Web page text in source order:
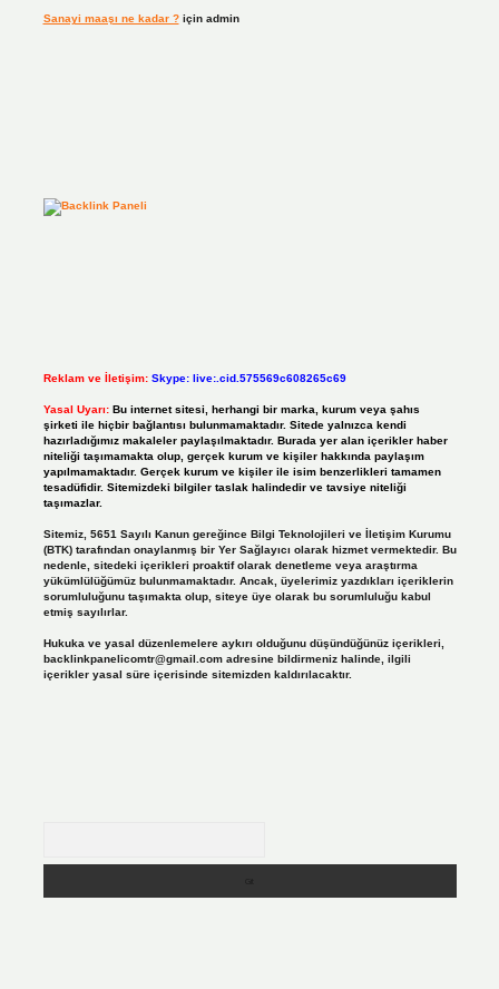
Sanayi maaşı ne kadar ?için admin
Reklam ve İletişim: Skype: live:.cid.575569c608265c69
Yasal Uyarı: Bu internet sitesi, herhangi bir marka, kurum veya şahıs
şirketi ile hiçbir bağlantısı bulunmamaktadır. Sitede yalnızca kendi
hazırladığımız makaleler paylaşılmaktadır. Burada yer alan içerikler haber
niteliği taşımamakta olup, gerçek kurum ve kişiler hakkında paylaşım
yapılmamaktadır. Gerçek kurum ve kişiler ile isim benzerlikleri tamamen
tesadüfidir. Sitemizdeki bilgiler taslak halindedir ve tavsiye niteliği
taşımazlar.
Sitemiz, 5651 Sayılı Kanun gereğince Bilgi Teknolojileri ve İletişim Kurumu
(BTK) tarafından onaylanmış bir Yer Sağlayıcı olarak hizmet vermektedir. Bu
nedenle, sitedeki içerikleri proaktif olarak denetleme veya araştırma
yükümlülüğümüz bulunmamaktadır. Ancak, üyelerimiz yazdıkları içeriklerin
sorumluluğunu taşımakta olup, siteye üye olarak bu sorumluluğu kabul
etmiş sayılırlar.
Hukuka ve yasal düzenlemelere aykırı olduğunu düşündüğünüz içerikleri,
backlinkpanelicomtr@gmail.comadresine bildirmeniz halinde, ilgili
içerikler yasal süre içerisinde sitemizden kaldırılacaktır.